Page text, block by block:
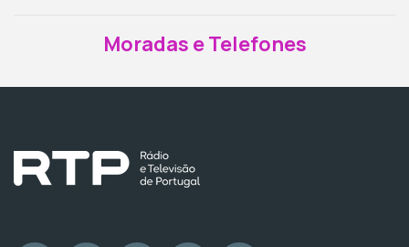
Moradas e Telefones